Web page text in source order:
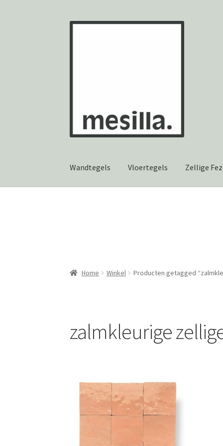
Ga
Ga
Wandtegels Vloertegels Zellige Fez
Home Winkel Producten getagged
zalmkleurige